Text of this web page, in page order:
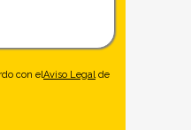
con elAviso Legalde